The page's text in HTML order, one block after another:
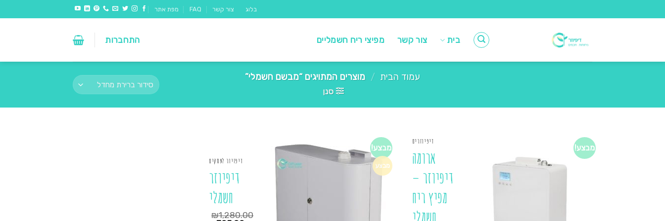
to
בלוג צור קשר FAQ מפת אתר
בית צור קשר מפיצי ריח חשמליים התחברות
עמוד הבית / מוצרים המתויגים “מבשם חשמלי”
סנן
מבצע!
דיפיוזרים
ארומה
דיפיוזר –
מפיץ ריח
חשמלי
מבצע!
מבצע
דיפזיור לעסקים
דיפיוזר
חשמלי
₪1,280.00